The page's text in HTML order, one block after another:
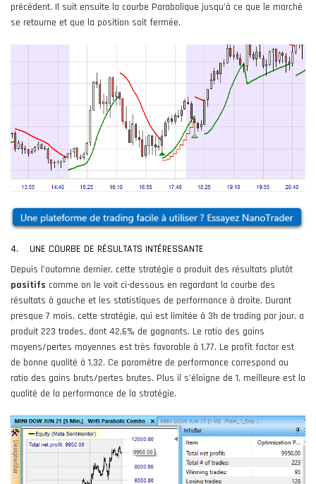
précédent. Il suit ensuite la courbe Parabolique jusqu’à ce que le marché
se retourne et que la position soit fermée.
4. UNE COURBE DE RÉSULTATS INTÉRESSANTE
Depuis l’automne dernier, cette stratégie a produit des résultats plutôt
positifs comme on le voit ci-dessous en regardant la courbe des
résultats à gauche et les statistiques de performance à droite. Durant
presque 7 mois, cette stratégie, qui est limitée à 3h de trading par jour, a
produit 223 trades, dont 42,6% de gagnants. Le ratio des gains
moyens/pertes moyennes est très favorable à 1,77. Le profit factor est
de bonne qualité à 1,32. Ce paramètre de performance correspond au
ratio des gains bruts/pertes brutes. Plus il s’éloigne de 1, meilleure est la
qualité de la performance de la stratégie.